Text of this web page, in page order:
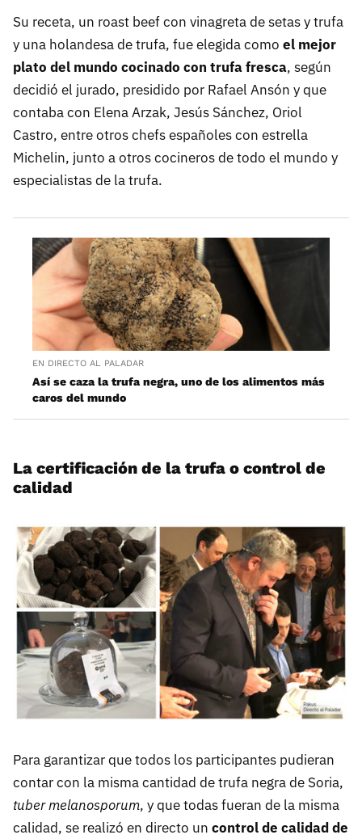
Su receta, un roast beef con vinagreta de setas y trufa
y una holandesa de trufa, fue elegida como el mejor
plato del mundo cocinado con trufa fresca, según
decidió el jurado, presidido por Rafael Ansón y que
contaba con Elena Arzak, Jesús Sánchez, Oriol
Castro, entre otros chefs españoles con estrella
Michelin, junto a otros cocineros de todo el mundo y
especialistas de la trufa.
EN DIRECTO AL PALADAR
Así se caza la trufa negra, uno de los alimentos más
caros del mundo
La certificación de la trufa o control de
calidad
Para garantizar que todos los participantes pudieran
contar con la misma cantidad de trufa negra de Soria,
tuber melanosporum, y que todas fueran de la misma
calidad, se realizó en directo un control de calidad de